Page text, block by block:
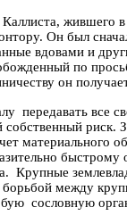
Каллиста, жившего
Он был
вдовами и
по
он
передавать все
собственный риск.
материального
Крупные
борьбой между
сословную